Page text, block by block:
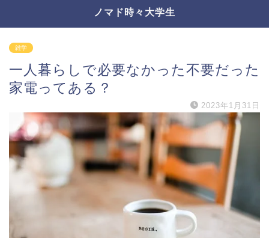
ノマド時々大学生
雑学
一人暮らしで必要なかった不要だった
家電ってある？
2023年1月31日